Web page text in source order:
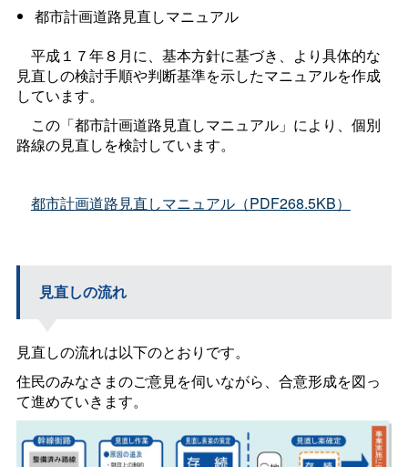
都市計画道路見直しマニュアル
平成１７年８月に、基本方針に基づき、より具体的な
見直しの検討手順や判断基準を示したマニュアルを作成
しています。
この「都市計画道路見直しマニュアル」により、個別
路線の見直しを検討しています。
都市計画道路見直しマニュアル（PDF268.5KB）
見直しの流れ
見直しの流れは以下のとおりです。
住民のみなさまのご意見を伺いながら、合意形成を図っ
て進めていきます。